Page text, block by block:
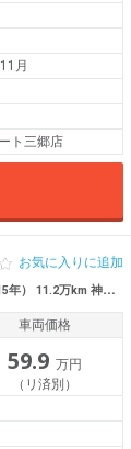
月
ト三郷店
万km 神奈川県横浜市都筑区
お気に入りに追加
車両価格
59.9 万円
（リ済別）